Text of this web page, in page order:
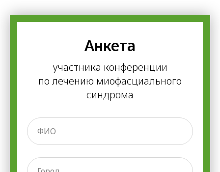
Анкета
участника конференции
по лечению миофасциального
синдрома